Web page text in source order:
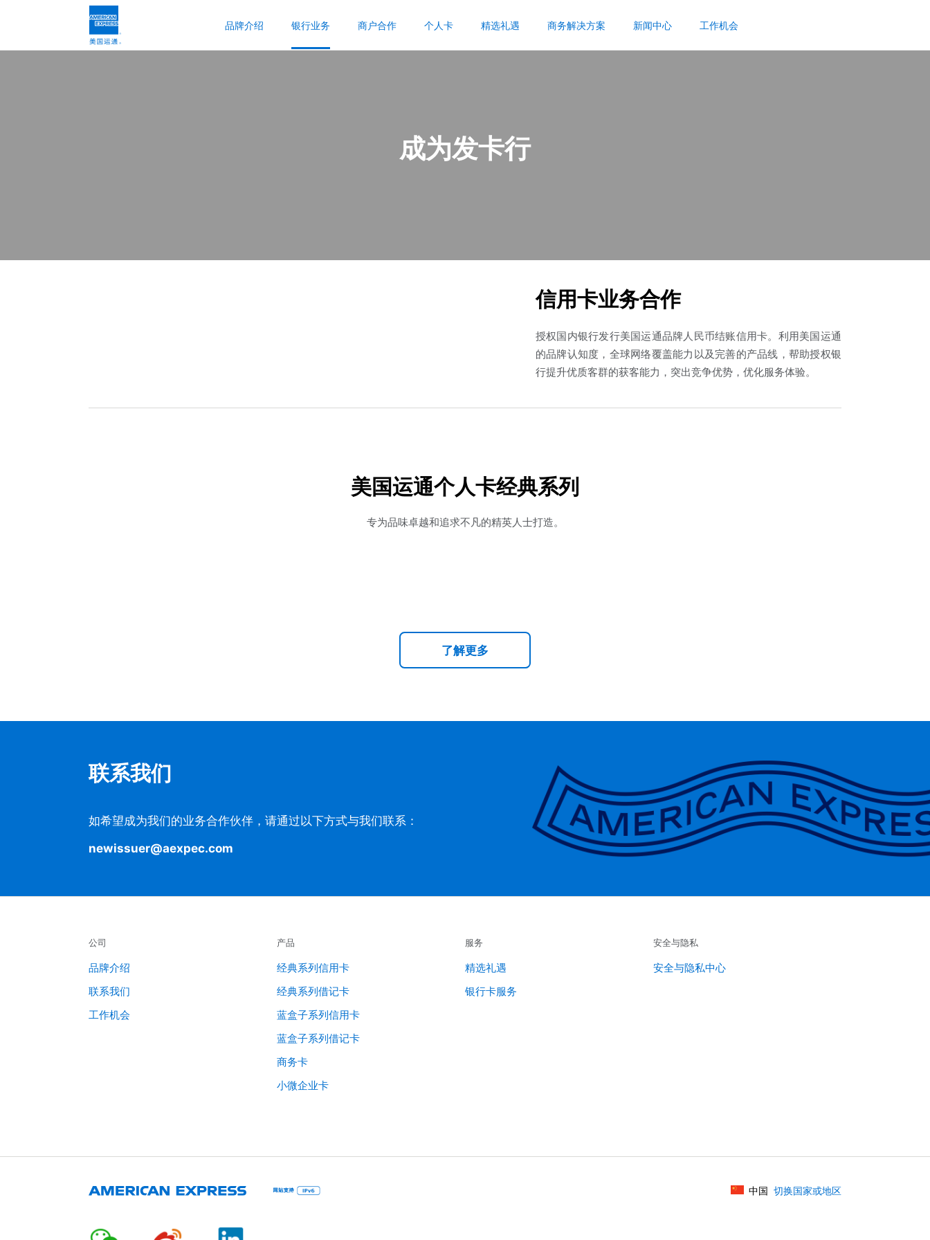
品牌介绍 银行业务 商户合作 个人卡 精选礼遇 商务解决方案 新闻中心 工作机会
成为发卡行
信用卡业务合作
授权国内银行发行美国运通品牌人民币结账信用卡。利用美国运通
的品牌认知度，全球网络覆盖能力以及完善的产品线，帮助授权银
行提升优质客群的获客能力，突出竞争优势，优化服务体验。
美国运通个人卡经典系列
专为品味卓越和追求不凡的精英人士打造。
了解更多
联系我们
如希望成为我们的业务合作伙伴，请通过以下方式与我们联系：
newissuer@aexpec.com
公司
品牌介绍
联系我们
工作机会
产品
经典系列信用卡
经典系列借记卡
蓝盒子系列信用卡
蓝盒子系列借记卡
商务卡
小微企业卡
服务
精选礼遇
银行卡服务
安全与隐私
安全与隐私中心
中国 切换国家或地区